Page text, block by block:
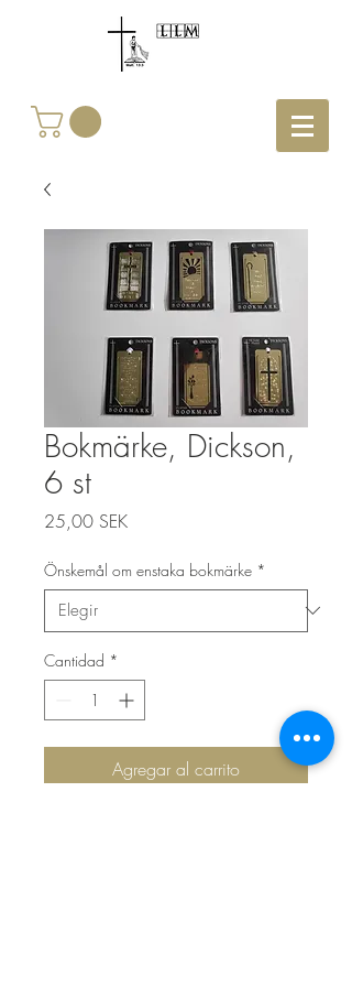
Bokmärke, Dickson,
6 st
25,00 SEKPrecio
Önskemål om enstaka bokmärke *
Cantidad *
Agregar al carrito